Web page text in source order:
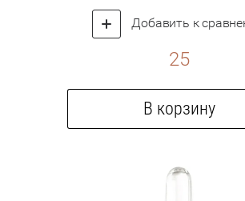
Добавить к
25
В корзину